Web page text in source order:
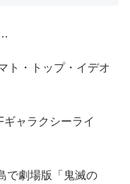
ト・トップ・イデオ
ャラクシーライ
で劇場版「鬼滅の